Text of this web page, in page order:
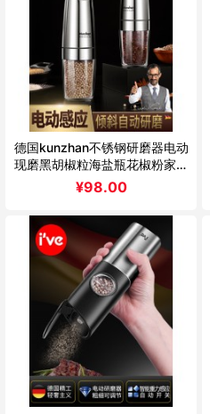
德国kunzhan不锈钢研磨器电动
现磨黑胡椒粒海盐瓶花椒粉家用
厨房
¥98.00